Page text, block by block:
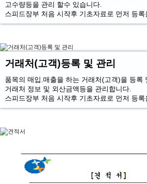
고수량등을 관리 할수 있습니다.
스피드장부 처음 시작후 기초자료로 먼저 등록
거래처(고객)등록 및 관리
품목의 매입.매출을 하는 거래처(고객)을 등록
거래처 정보 및 외산금액등을 관리합니다.
스피드장부 처음 시작후 기초자료로 먼저 등록